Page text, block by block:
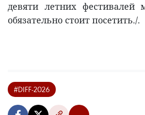
девяти летних фестивалей
обязательно стоит посетить./.
#DIFF-2026